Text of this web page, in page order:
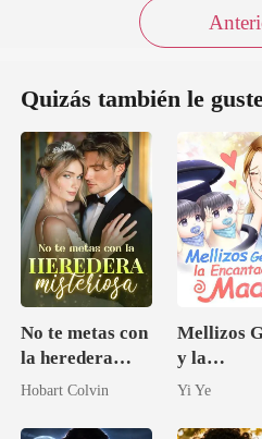
Quizás también le
No te metas con
la heredera
misteriosa
Hobart Colvin
Mellizos
y la
Yi Ye